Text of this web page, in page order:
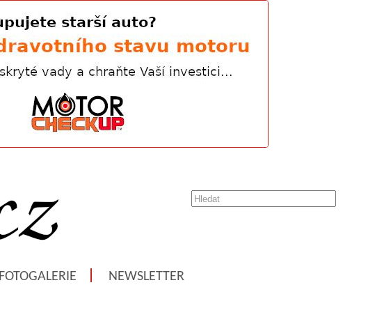
FOTOGALERIE NEWSLETTER